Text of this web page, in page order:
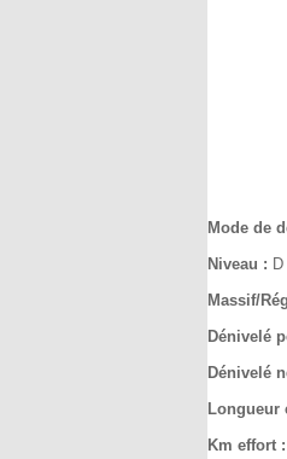
Mode de
Niveau : D
Massif/
Dénivelé
Dénivelé
Longueur
Km effort :